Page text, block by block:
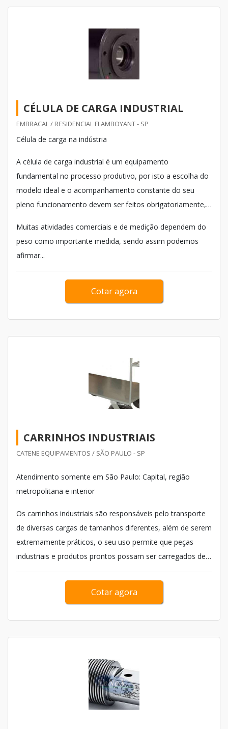
CÉLULA DE CARGA INDUSTRIAL
EMBRACAL / RESIDENCIAL FLAMBOYANT - SP
Célula de carga na indústria
A célula de carga industrial é um equipamento
fundamental no processo produtivo, por isto a escolha do
modelo ideal e o acompanhamento constante do seu
pleno funcionamento devem ser feitos obrigatoriamente,
Muitas atividades comerciais e de medição dependem do
peso como importante medida, sendo assim podemos
afirmar...
Cotar agora
CARRINHOS INDUSTRIAIS
CATENE EQUIPAMENTOS / SÃO PAULO - SP
Atendimento somente em São Paulo: Capital, região
metropolitana e interior
Os carrinhos industriais são responsáveis pelo transporte
de diversas cargas de tamanhos diferentes, além de serem
extremamente práticos, o seu uso permite que peças
industriais e produtos prontos possam ser carregados de
um lugar à outro sem exigir muito tempo, assim, tornam-
Cotar agora